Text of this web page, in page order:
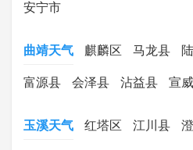
安宁市
曲靖天气 麒麟区 马龙县
富源县 会泽县 沾益县 宣
玉溪天气 红塔区 江川县